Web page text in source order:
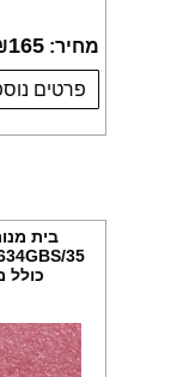
מחיר: 165
פרטים
בית
כולל